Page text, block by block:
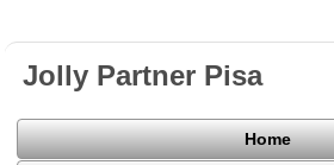
Jolly Partner Pisa
Home